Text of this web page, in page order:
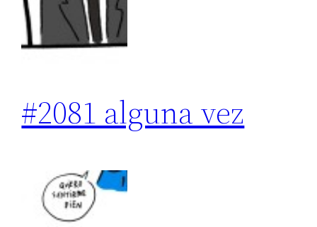
#2081 alguna vez